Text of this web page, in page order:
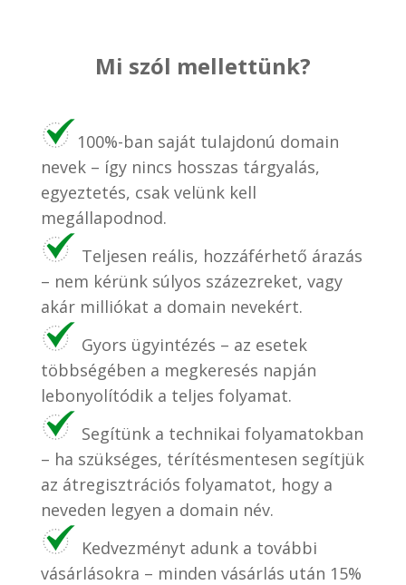
Mi szól mellettünk?
100%-ban saját tulajdonú domain
nevek – így nincs hosszas tárgyalás,
egyeztetés, csak velünk kell
megállapodnod.
Teljesen reális, hozzáférhető árazás
– nem kérünk súlyos százezreket, vagy
akár milliókat a domain nevekért.
Gyors ügyintézés – az esetek
többségében a megkeresés napján
lebonyolítódik a teljes folyamat.
Segítünk a technikai folyamatokban
– ha szükséges, térítésmentesen segítjük
az átregisztrációs folyamatot, hogy a
neveden legyen a domain név.
Kedvezményt adunk a további
vásárlásokra – minden vásárlás után 15%